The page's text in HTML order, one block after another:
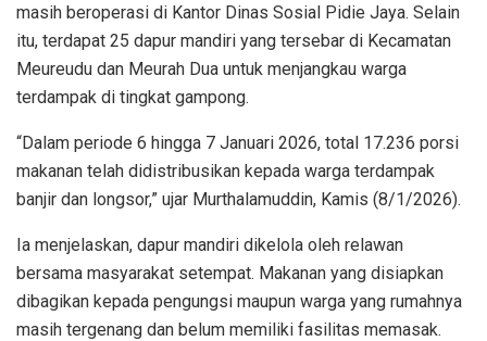
masih beroperasi di Kantor Dinas Sosial Pidie Jaya. Selain
itu, terdapat 25 dapur mandiri yang tersebar di Kecamatan
Meureudu dan Meurah Dua untuk menjangkau warga
terdampak di tingkat gampong.
“Dalam periode 6 hingga 7 Januari 2026, total 17.236 porsi
makanan telah didistribusikan kepada warga terdampak
banjir dan longsor,” ujar Murthalamuddin, Kamis (8/1/2026).
Ia menjelaskan, dapur mandiri dikelola oleh relawan
bersama masyarakat setempat. Makanan yang disiapkan
dibagikan kepada pengungsi maupun warga yang rumahnya
masih tergenang dan belum memiliki fasilitas memasak.